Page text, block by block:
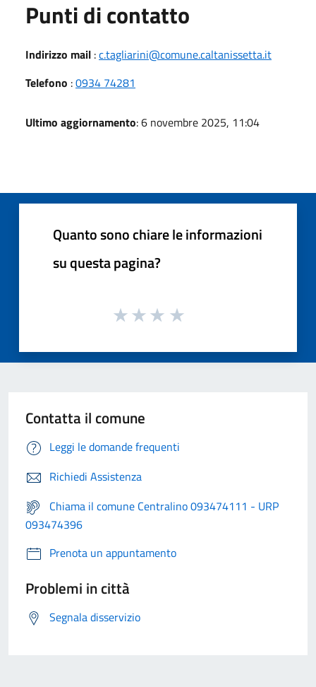
Punti di contatto
Indirizzo mail :c.tagliarini@comune.caltanissetta.it
Telefono :0934 74281
Ultimo aggiornamento: 6 novembre 2025, 11:04
Quanto sono chiare le informazioni
su questa pagina?
Contatta il comune
Leggi le domande frequenti
Richiedi Assistenza
Chiama il comune Centralino 093474111 - URP
093474396
Prenota un appuntamento
Problemi in città
Segnala disservizio